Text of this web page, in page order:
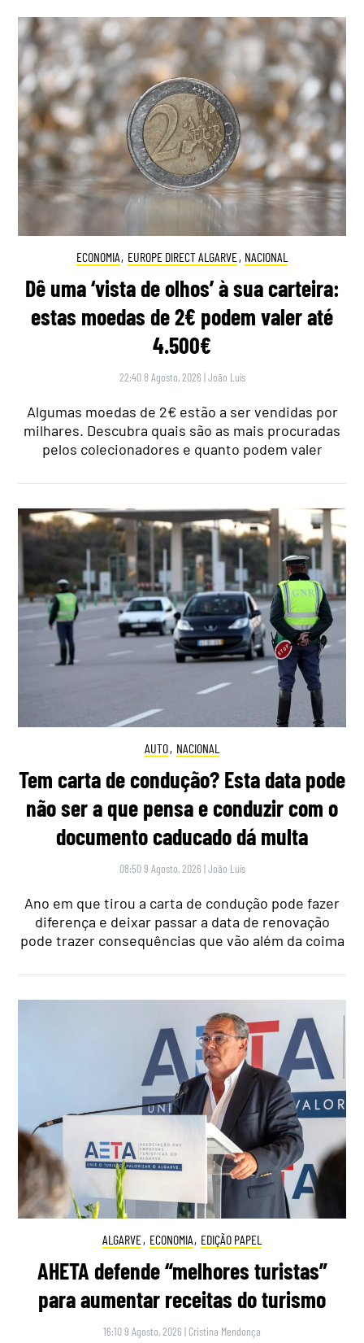
ECONOMIA, EUROPE DIRECT ALGARVE, NACIONAL
Dê uma ‘vista de olhos’ à sua carteira:
estas moedas de 2€ podem valer até
4.500€
22:40 8 Agosto, 2026 |João Luís
Algumas moedas de 2€ estão a ser vendidas por
milhares. Descubra quais são as mais procuradas
pelos colecionadores e quanto podem valer
AUTO, NACIONAL
Tem carta de condução? Esta data pode
não ser a que pensa e conduzir com o
documento caducado dá multa
08:50 9 Agosto, 2026 |João Luís
Ano em que tirou a carta de condução pode fazer
diferença e deixar passar a data de renovação
pode trazer consequências que vão além da coima
ALGARVE, ECONOMIA, EDIÇÃO PAPEL
AHETA defende “melhores turistas”
para aumentar receitas do turismo
16:10 9 Agosto, 2026 | Cristina Mendonça